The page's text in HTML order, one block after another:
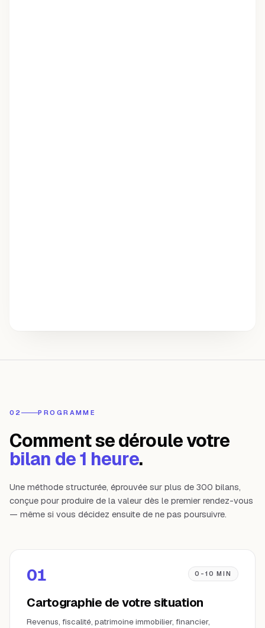
02 PROGRAMME
Comment se déroule votre
bilan de 1 heure.
Une méthode structurée, éprouvée sur plus de 300 bilans,
conçue pour produire de la valeur dès le premier rendez-vous
— même si vous décidez ensuite de ne pas poursuivre.
01 0-10 MIN
Cartographie de votre situation
Revenus, fiscalité, patrimoine immobilier, financier,